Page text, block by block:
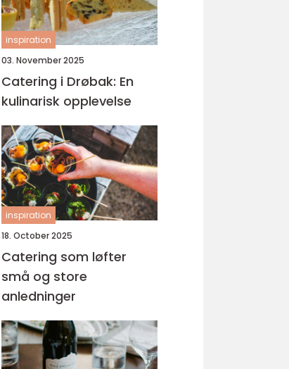
inspiration
03. November 2025
Catering i Drøbak: En
kulinarisk opplevelse
inspiration
18. October 2025
Catering som løfter
små og store
anledninger